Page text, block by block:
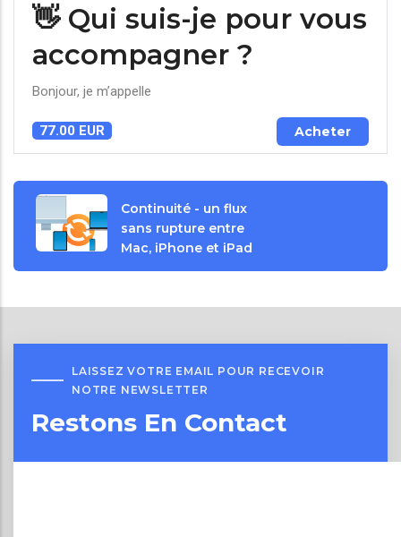
👋 Qui suis-je pour vous
accompagner ?
Bonjour, je m’appelle
77.00 EUR Acheter
Continuité - un flux
sans rupture entre
Mac, iPhone et iPad
LAISSEZ VOTRE EMAIL POUR RECEVOIR
NOTRE NEWSLETTER
Restons En Contact